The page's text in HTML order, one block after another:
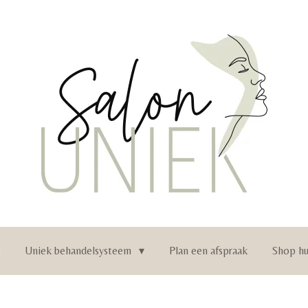
Uniek behandelsysteem Plan een afspraak Shop